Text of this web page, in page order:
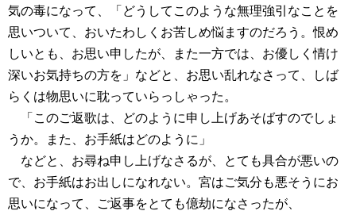
気の毒になって、「どうしてこのような無理強引なことを
思いついて、おいたわしくお苦しめ悩ますのだろう。恨め
しいとも、お思い申したが、また一方では、お優しく情け
深いお気持ちの方を」などと、お思い乱れなさって、しば
らくは物思いに耽っていらっしゃった。
「このご返歌は、どのように申し上げあそばすのでしょ
うか。また、お手紙はどのように」
などと、お尋ね申し上げなさるが、とても具合が悪いの
で、お手紙はお出しになれない。宮はご気分も悪そうにお
思いになって、ご返事をとても億劫になさったが、